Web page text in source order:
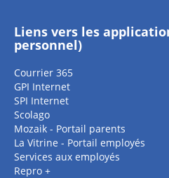
Liens vers les
personnel)
Courrier 365
GPI Internet
SPI Internet
Scolago
Mozaik - Portail parents
La Vitrine - Portail employés
Services aux employés
Repro +